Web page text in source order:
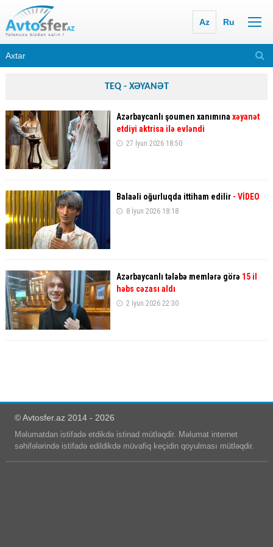
Az Ru
TEQ - XƏYANƏT
Azərbaycanlı şoumen xanımına xəyanət
etdiyi aktrisa ilə evləndi
27 İyun 2026 18:50
Balaəli oğurluqda ittiham edilir - VİDEO
8 İyun 2026 18:18
Azərbaycanlı tələbə memlərə görə 15 il
həbs cəzası aldı
2 İyun 2026 22:30
© Avtosfer.az 2014 - 2026
Məlumatdan istifadə etdikdə istinad mütləqdir. Məlumat internet
səhifələrində istifadə edildikdə müvafiq keçidin qoyulması mütləqdir.